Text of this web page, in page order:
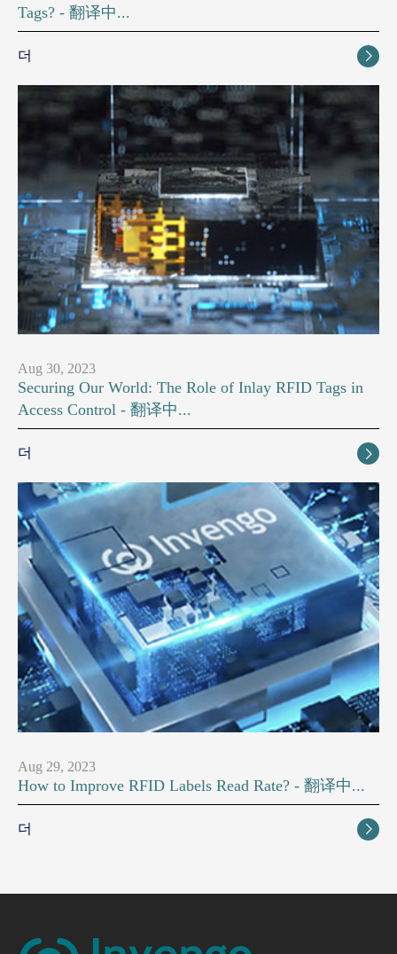
Tags? - 翻译中...
더 
Aug 30, 2023
Securing Our World: The Role of Inlay RFID Tags in
Access Control - 翻译中...
더 
Aug 29, 2023
How to Improve RFID Labels Read Rate? - 翻译中...
더 